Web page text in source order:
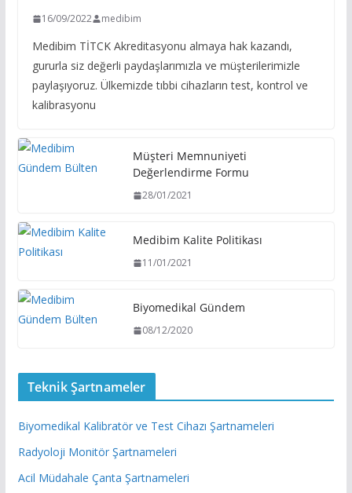
16/09/2022 medibim
Medibim TİTCK Akreditasyonu almaya hak kazandı,
gururla siz değerli paydaşlarımızla ve müşterilerimizle
paylaşıyoruz. Ülkemizde tıbbi cihazların test, kontrol ve
kalibrasyonu
Müşteri Memnuniyeti
Değerlendirme Formu
28/01/2021
Medibim Kalite Politikası
11/01/2021
Biyomedikal Gündem
08/12/2020
Teknik Şartnameler
Biyomedikal Kalibratör ve Test Cihazı Şartnameleri
Radyoloji Monitör Şartnameleri
Acil Müdahale Çanta Şartnameleri